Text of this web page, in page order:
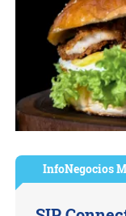
InfoNegocios